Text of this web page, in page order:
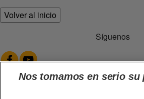
Volver al inicio
Síguenos
Nos tomamos en serio su